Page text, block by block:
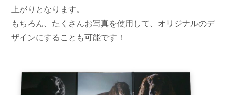
上がりとなります。
もちろん、たくさんお写真を使用して、オリジナルのデ
ザインにすることも可能です！